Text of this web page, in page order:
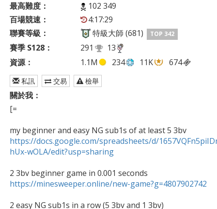
最高難度：
102 349
百場競速：
4:17:29
聯賽等級：
特級大師 (681) TOP 342
賽季 S128： 291
13
資源：
1.1M 234 11K 674
私訊 交易 檢舉
關於我：
[=
https://docs.google.com/spreadsheets/d/
hUx-wOLA/edit?usp=sharing
https://minesweeper.online/new-game?g=4807902742